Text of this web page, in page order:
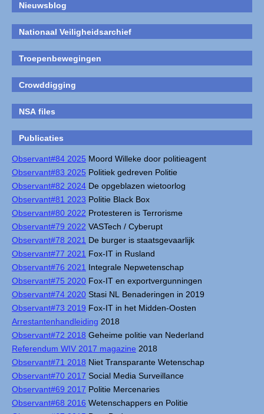
Nieuwsblog
Nationaal Veiligheidsarchief
Troepenbewegingen
Crowddigging
NSA files
Publicaties
Observant#84 2025 Moord Willeke door politieagent
Observant#83 2025 Politiek gedreven Politie
Observant#82 2024 De opgeblazen wietoorlog
Observant#81 2023 Politie Black Box
Observant#80 2022 Protesteren is Terrorisme
Observant#79 2022 VASTech / Cyberupt
Observant#78 2021 De burger is staatsgevaarlijk
Observant#77 2021 Fox-IT in Rusland
Observant#76 2021 Integrale Nepwetenschap
Observant#75 2020 Fox-IT en exportvergunningen
Observant#74 2020 Stasi NL Benaderingen in 2019
Observant#73 2019 Fox-IT in het Midden-Oosten
Arrestantenhandleiding 2018
Observant#72 2018 Geheime politie van Nederland
Referendum WIV 2017 magazine 2018
Observant#71 2018 Niet Transparante Wetenschap
Observant#70 2017 Social Media Surveillance
Observant#69 2017 Politie Mercenaries
Observant#68 2016 Wetenschappers en Politie